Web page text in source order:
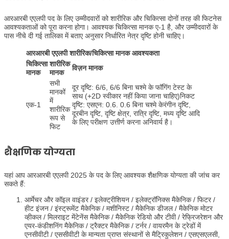
आरआरबी एएलपी पद के लिए उम्मीदवारों को शारीरिक और चिकित्सा दोनों तरह की फिटनेस
आवश्यकताओं को पूरा करना होगा। आवश्यक चिकित्सा मानक ए-1 है, और उम्मीदवारों के
पास नीचे दी गई तालिका में बताए अनुसार निर्धारित नेत्र दृष्टि होनी चाहिए।
आरआरबी एएलपी शारीरिक/चिकित्सा मानक आवश्यकता
चिकित्सा
मानक
शारीरिक
मानक
विज़न मानक
एक-1
सभी
मानकों
में
शारीरिक
रूप से
फिट
दूर दृष्टि: 6/6, 6/6 बिना चश्मे के फॉगिंग टेस्ट के
साथ (+2D स्वीकार नहीं किया जाना चाहिए)निकट
दृष्टि: एसएन: 0.6. 0.6 बिना चश्मे केरंगीन दृष्टि,
दूरबीन दृष्टि, दृष्टि क्षेत्र, रात्रि दृष्टि, मध्य दृष्टि आदि
के लिए परीक्षण उत्तीर्ण करना अनिवार्य है।
शैक्षणिक योग्यता
यहां आप आरआरबी एएलपी 2025 के पद के लिए आवश्यक शैक्षणिक योग्यता की जांच कर
सकते हैं:
आर्मेचर और कॉइल वाइंडर / इलेक्ट्रीशियन / इलेक्ट्रॉनिक्स मैकेनिक / फिटर /
हीट इंजन / इंस्ट्रूमेंट मैकेनिक / मशीनिस्ट / मैकेनिक डीजल / मैकेनिक मोटर
व्हीकल / मिलराइट मेंटेनेंस मैकेनिक / मैकेनिक रेडियो और टीवी / रेफ्रिजरेशन और
एयर-कंडीशनिंग मैकेनिक / ट्रैक्टर मैकेनिक / टर्नर / वायरमैन के ट्रेडों में
एनसीवीटी / एससीवीटी के मान्यता प्राप्त संस्थानों से मैट्रिकुलेशन / एसएसएलसी,